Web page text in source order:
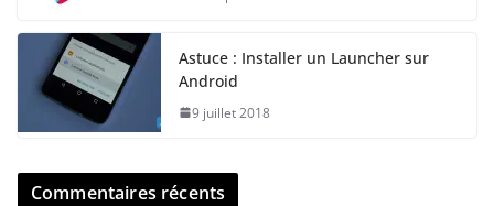
Astuce : Installer un Launcher sur
Android
9 juillet 2018
Commentaires récents